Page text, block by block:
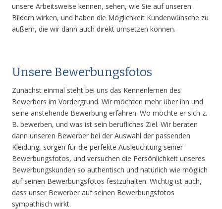
unsere Arbeitsweise kennen, sehen, wie Sie auf unseren
Bildern wirken, und haben die Möglichkeit Kundenwünsche zu
äußern, die wir dann auch direkt umsetzen können.
Unsere Bewerbungsfotos
Zunächst einmal steht bei uns das Kennenlernen des
Bewerbers im Vordergrund. Wir möchten mehr über ihn und
seine anstehende Bewerbung erfahren. Wo möchte er sich z.
B. bewerben, und was ist sein berufliches Ziel. Wir beraten
dann unseren Bewerber bei der Auswahl der passenden
Kleidung, sorgen für die perfekte Ausleuchtung seiner
Bewerbungsfotos, und versuchen die Persönlichkeit unseres
Bewerbungskunden so authentisch und natürlich wie möglich
auf seinen Bewerbungsfotos festzuhalten. Wichtig ist auch,
dass unser Bewerber auf seinen Bewerbungsfotos
sympathisch wirkt.